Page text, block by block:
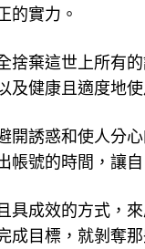
的實力。
捨棄這世上所有
及健康且適度地使
開誘惑和使人分
帳號的時間，讓自
具成效的方式，
成目標，就剝奪